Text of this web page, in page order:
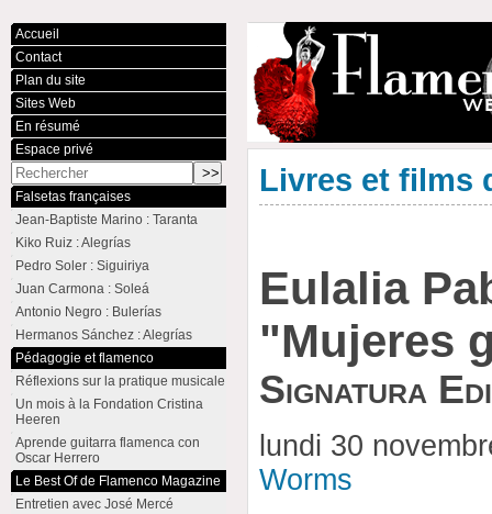
Livres et films
Eulalia
"Mujeres
Signatura
lundi 30
Worms
Accueil
Contact
Plan du site
Sites Web
En résumé
Espace privé
Falsetas françaises
Jean-Baptiste Marino : Taranta
Kiko Ruiz : Alegrías
Pedro Soler : Siguiriya
Juan Carmona : Soleá
Antonio Negro : Bulerías
Hermanos Sánchez : Alegrías
Pédagogie et flamenco
Réflexions sur la pratique musicale
Un mois à la Fondation Cristina
Heeren
Aprende guitarra flamenca con
Oscar Herrero
Le Best Of de Flamenco Magazine
Entretien avec José Mercé